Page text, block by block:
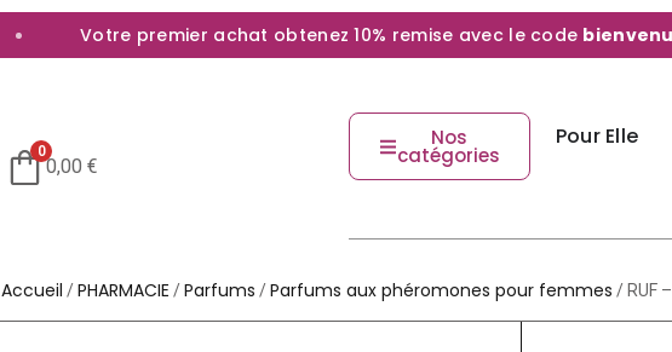
Votre premier achat obtenez 10% remise avec le code bienvenue10
0
0,00€
Nos
catégories
Pour Elle
Accueil /PHARMACIE /Parfums /Parfums aux phéromones pour femmes / RUF